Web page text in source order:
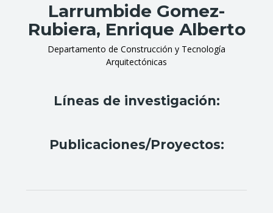
Larrumbide Gomez-
Rubiera, Enrique Alberto
Departamento de Construcción y Tecnología
Arquitectónicas
Líneas de investigación:
Publicaciones/Proyectos: